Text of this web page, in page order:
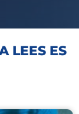
LEES ES